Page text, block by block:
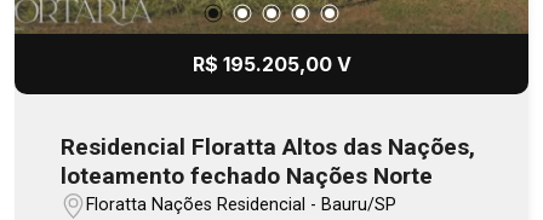
R$ 195.205,00 V
Residencial Floratta Altos das Nações,
loteamento fechado Nações Norte
Floratta Nações Residencial - Bauru/SP